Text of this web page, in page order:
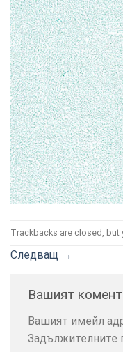
Trackbacks are closed, but
Следващ →
Вашият
Вашият имейл
Задължителните
× ТОЗИ
САЙТ
ИЗПОЛЗВА
ПОВЕЧЕ
ИНФОРМАЦИЯ
ДА
НАМЕРИТЕ
ТУК.